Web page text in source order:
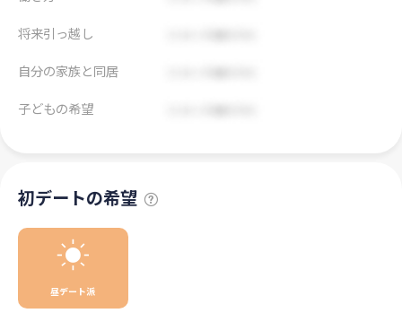
将来引っ越し
自分の家族と同居
子どもの希望
初デートの希望
昼デート派